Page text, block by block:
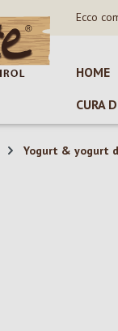
Ecco
HOME
CURA
Yogurt & yogurt